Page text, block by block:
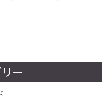
ー